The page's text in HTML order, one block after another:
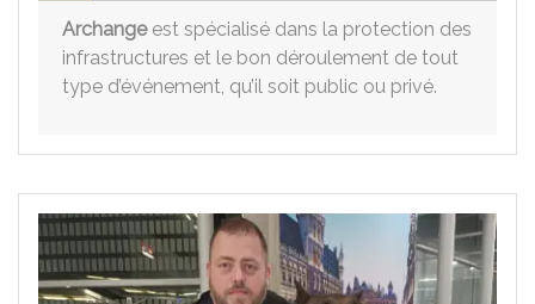
Archangeest spécialisé dans la protection des
infrastructures et le bon déroulement de tout
type d’événement, qu’il soit public ou privé.